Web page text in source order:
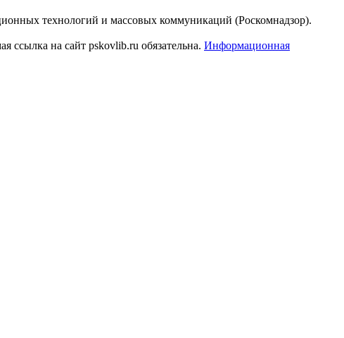
технологий и массовых коммуникаций (Роскомнадзор).
ссылка на сайт pskovlib.ru обязательна. Информационная